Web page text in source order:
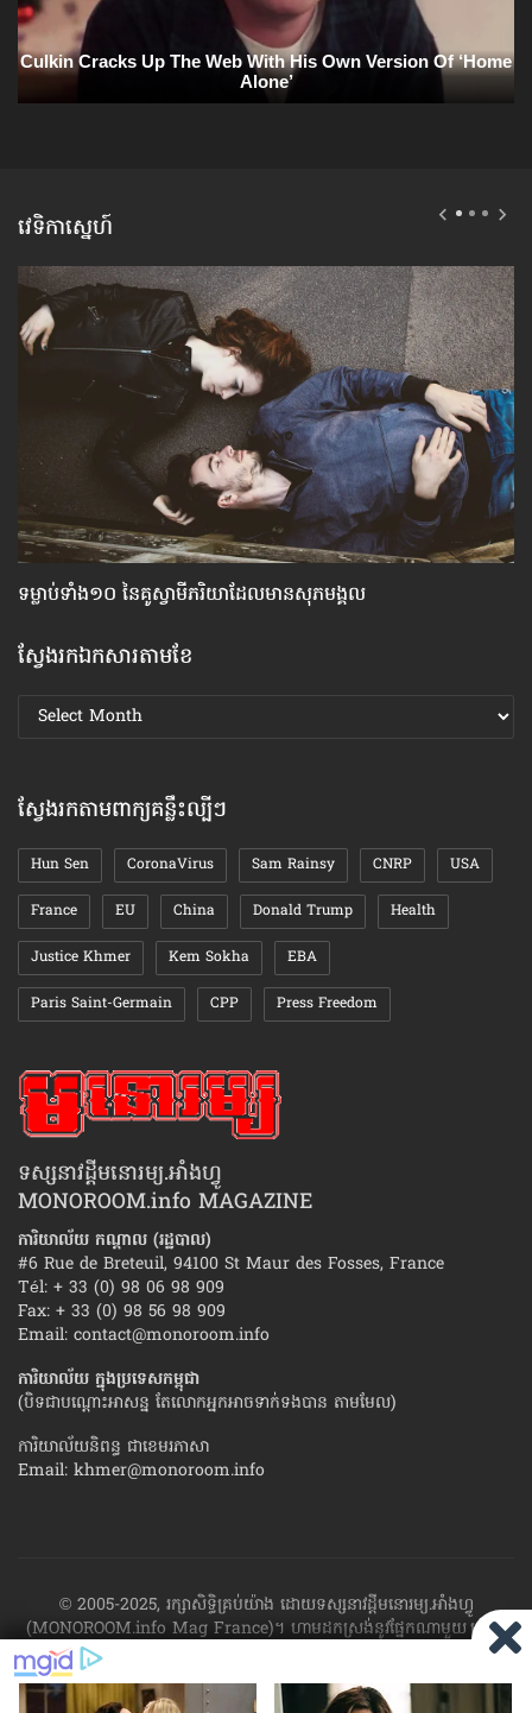
វេទិកាស្នេហ៍
ទម្លាប់​ទាំង១០ នៃ​គូ​ស្វាមី​ភរិយា​ដែល​មាន​សុភមង្គល
ស្វែងរកឯកសារតាមខែ
ស្វែងរក
ឯកសារ
ស្វែងរកតាមពាក្យគន្លឹះល្បីៗ
Hun Sen CoronaVirus Sam Rainsy CNRP USA
France EU China Donald Trump Health
Justice Khmer Kem Sokha EBA
Paris Saint-Germain CPP Press Freedom
ទស្សនាវដ្ដីមនោរម្យ.អាំងហ្វូ
MONOROOM.info MAGAZINE
ការិយាល័យ កណ្ដាល (រដ្ឋបាល)
#6 Rue de Breteuil, 94100 St Maur des Fosses, France
Tél: + 33 (0) 98 06 98 909
Fax: + 33 (0) 98 56 98 909
Email: contact@monoroom.info
ការិយាល័យ ក្នុង​ប្រទេស​កម្ពុជា
(បិទជាបណ្ដោះអាសន្ន តែលោកអ្នកអាចទាក់ទងបាន តាមមែល)
ការិយាល័យនិពន្ធ ជាខេមរភាសា
Email: khmer@monoroom.info
© 2005-2025, រក្សាសិទ្ធិគ្រប់យ៉ាង ដោយទស្សនាវដ្ដី​មនោរម្យ.អាំងហ្វូ
(MONOROOM.info Mag France)។ ហាម​ដក​ស្រង់​នូវ​ផ្នែក​ណា​មួយ​ ឬ​ផ្នែក​
ទាំង​អស់ ​នៃ​ការ​ផ្សាយ​របស់​ទស្សនាវដ្ដី​​មនោរម្យ.អាំងហ្វូ យក​ទៅ​​បោះពុម្ព នៅ
លើក្រដាស ឬតាម​ប្រព័ន្ធ​អេឡិច​ត្រូនិច - ផ្សាយ​តាម​រលក​ធាតុអាកាស ឬតាមប្រព័ន្ធ
អេឡិចត្រូនិច - សរសេរ​ឡើង​វិញ ឬ​ចែក​ចាយ​ តាមវិធីណាក៏ដោយ ដោយ​គ្មាន​ការ​